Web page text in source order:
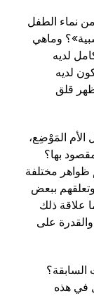
نماء الطفل
وماهي
لديه
لديه
قلق
المَوْضِع،
بها؟
مختلفة
ببعض
علاقة ذلك
على
السابقة؟
في هذه